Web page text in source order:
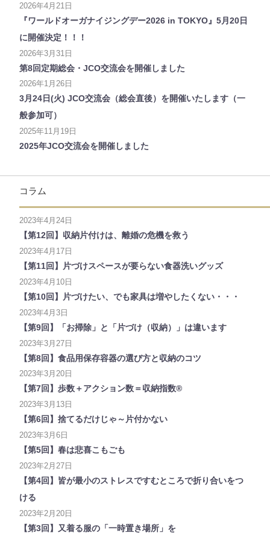
2026年4月21日
『ワールドオーガナイジングデー2026 in TOKYO』5月20日
に開催決定！！！
2026年3月31日
第8回定期総会・JCO交流会を開催しました
2026年1月26日
3月24日(火) JCO交流会（総会直後）を開催いたします（一
般参加可）
2025年11月19日
2025年JCO交流会を開催しました
コラム
2023年4月24日
【第12回】収納片付けは、離婚の危機を救う
2023年4月17日
【第11回】片づけスペースが要らない食器洗いグッズ
2023年4月10日
【第10回】片づけたい、でも家具は増やしたくない・・・
2023年4月3日
【第9回】「お掃除」と「片づけ（収納）」は違います
2023年3月27日
【第8回】食品用保存容器の選び方と収納のコツ
2023年3月20日
【第7回】歩数＋アクション数＝収納指数®
2023年3月13日
【第6回】捨てるだけじゃ～片付かない
2023年3月6日
【第5回】春は悲喜こもごも
2023年2月27日
【第4回】皆が最小のストレスですむところで折り合いをつ
ける
2023年2月20日
【第3回】又着る服の「一時置き場所」を